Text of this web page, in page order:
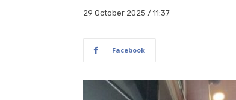
29 October 2025 / 11:37
Facebook